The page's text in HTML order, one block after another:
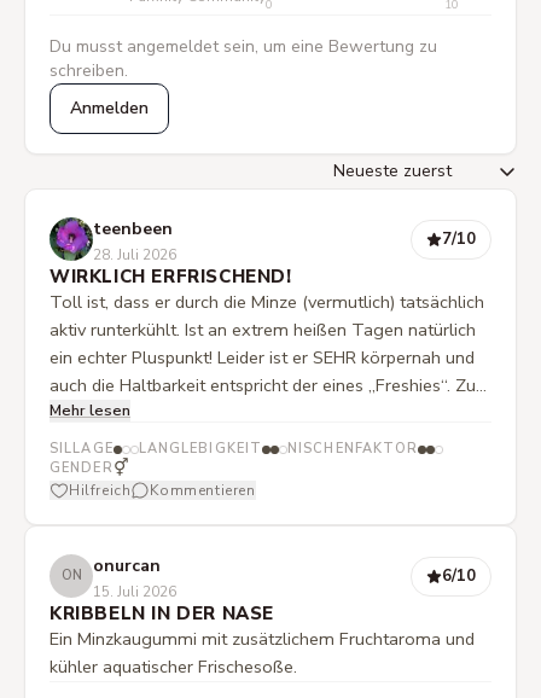
0 10
Du musst angemeldet sein, um eine Bewertung zu
schreiben.
Anmelden
teenbeen
28. Juli 2026
7/10
WIRKLICH ERFRISCHEND!
Toll ist, dass er durch die Minze (vermutlich) tatsächlich
aktiv runterkühlt. Ist an extrem heißen Tagen natürlich
ein echter Pluspunkt! Leider ist er SEHR körpernah und
auch die Haltbarkeit entspricht der eines „Freshies“. Zu
Beginn super minzig, kommen nach und nach die
fruchtigen Noten hinzu. In der Basis tendiert er für mich
leicht ins Maskuline.
Mehr lesen
SILLAGE LANGLEBIGKEIT
NISCHENFAKTOR
GENDER ⚥
Hilfreich Kommentieren
ON onurcan
15. Juli 2026
6/10
KRIBBELN IN DER NASE
Ein Minzkaugummi mit zusätzlichem Fruchtaroma und
kühler aquatischer Frischesoße.